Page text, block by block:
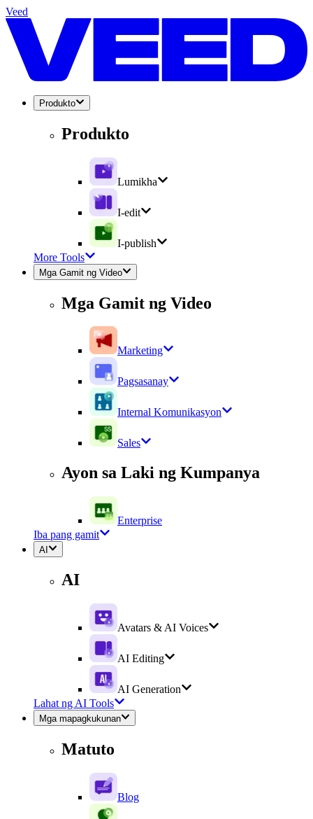
Veed
Produkto
Produkto
Lumikha
I-edit
I-publish
More Tools
Mga Gamit ng Video
Mga Gamit ng Video
Marketing
Pagsasanay
Internal Komunikasyon
Sales
Ayon sa Laki ng Kumpanya
Enterprise
Iba pang gamit
AI
AI
Avatars & AI Voices
AI Editing
AI Generation
Lahat ng AI Tools
Mga mapagkukunan
Matuto
Blog